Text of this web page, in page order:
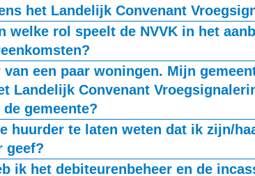
weten
meldpunt dat de gemeente aangeeft. Dat kan een
alleen door als de gemeente vooraf
wordt uitgewisseld, zal de gemeente vooraf
te sluiten. Hierin staan de afspraken over de
organisatorische maatregelen om dit te garanderen.
het Landelijk Convenant
vragen huurachterstanden te melden volgens het
welke rol speelt de NVVK in het
van schuldhulpverlening, sociaal bankieren en
kredietbanken en instellingen die
NVVK bevordert de kwaliteit en uniformiteit van de
stand komen van het Landelijk Convenant
voor gemeenten en schuldeisers. Het
een paar woningen. Mijn
Landelijk Convenant
gemeente?
voor een sociale incasso. Voor het
gemeente met u afspraken hebben gemaakt. U kunt
Vroegsignalering of daarover een
huurder te laten weten dat ik zijn/
geef?
te laten weten dat de gegevens aan de gemeente
ik het debiteurenbeheer en de